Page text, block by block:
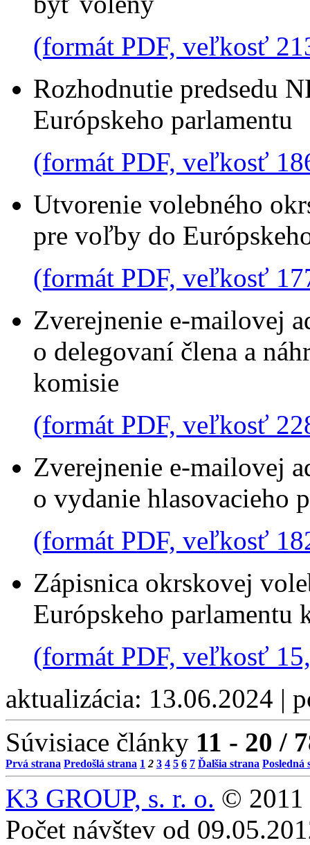
(formát PDF, veľkosť
Rozhodnutie predsedu
Európskeho parlamentu
(formát PDF, veľkosť
Utvorenie volebného
pre voľby do
(formát PDF, veľkosť
Zverejnenie e-mailovej
o delegovaní člena a
komisie
(formát PDF, veľkosť
Zverejnenie e-mailovej
o vydanie hlasovacieho
(formát PDF, veľkosť
Zápisnica okrskovej
Európskeho parlamentu
(formát PDF, veľkosť
aktualizácia: 13.06.2024 |
Súvisiace články 11 - 20 /
Prvá strana Predošlá strana 1 2 3 4 5 6 7 Ďalšia strana Posledná
K3 GROUP, s. r. o. © 2011
Počet návštev od